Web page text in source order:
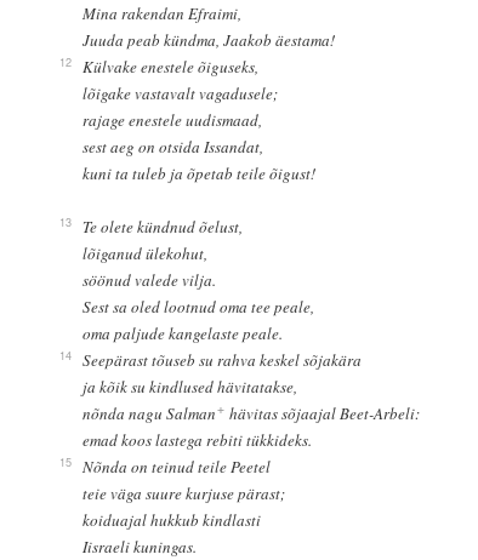
Mina rakendan Efraimi,
Juuda peab kündma, Jaakob äestama!
12
Külvake enestele õiguseks,
lõigake vastavalt vagadusele;
rajage enestele uudismaad,
sest aeg on otsida Issandat,
kuni ta tuleb ja õpetab teile õigust!
13
Te olete kündnud õelust,
lõiganud ülekohut,
söönud valede vilja.
Sest sa oled lootnud oma tee peale,
oma paljude kangelaste peale.
14
Seepärast tõuseb su rahva keskel sõjakära
ja kõik su kindlused hävitatakse,
nõnda nagu Salman+ hävitas sõjaajal Beet-Arbeli:
emad koos lastega rebiti tükkideks.
15
Nõnda on teinud teile Peetel
teie väga suure kurjuse pärast;
koiduajal hukkub kindlasti
Iisraeli kuningas.